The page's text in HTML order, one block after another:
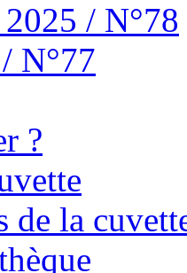
/ N°78
N°77
?
de la